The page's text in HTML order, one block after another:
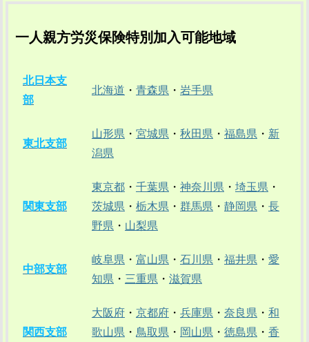
一人親方労災保険特別加入可能地域
北日本支
部
北海道 ・ 青森県 ・ 岩手県
東北支部
山形県 ・ 宮城県 ・ 秋田県 ・ 福島県 ・ 新
潟県
関東支部
東京都 ・ 千葉県 ・ 神奈川県 ・ 埼玉県 ・
茨城県 ・ 栃木県 ・ 群馬県 ・ 静岡県 ・ 長
野県 ・ 山梨県
中部支部
岐阜県 ・ 富山県 ・ 石川県 ・ 福井県 ・ 愛
知県 ・ 三重県 ・ 滋賀県
関西支部
大阪府 ・ 京都府 ・ 兵庫県 ・ 奈良県 ・ 和
歌山県 ・ 鳥取県 ・ 岡山県 ・ 徳島県 ・ 香